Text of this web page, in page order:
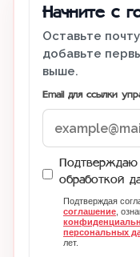
Начните с
Оставьте
добавьте
выше.
Email для ссылки
Подтверждаю
обработкой
Подтверждая
соглашение,
персональных
лет.